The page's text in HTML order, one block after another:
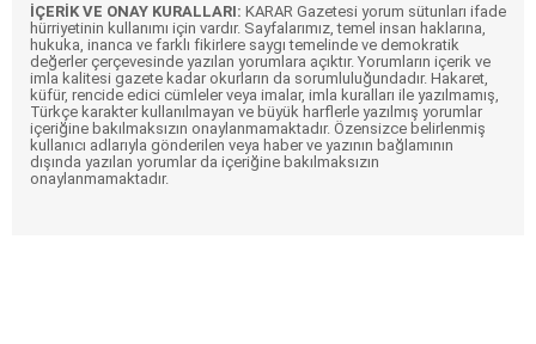
İÇERİK VE ONAY KURALLARI: KARAR Gazetesi yorum sütunları ifade
hürriyetinin kullanımı için vardır. Sayfalarımız, temel insan haklarına,
hukuka, inanca ve farklı fikirlere saygı temelinde ve demokratik
değerler çerçevesinde yazılan yorumlara açıktır. Yorumların içerik ve
imla kalitesi gazete kadar okurların da sorumluluğundadır. Hakaret,
küfür, rencide edici cümleler veya imalar, imla kuralları ile yazılmamış,
Türkçe karakter kullanılmayan ve büyük harflerle yazılmış yorumlar
içeriğine bakılmaksızın onaylanmamaktadır. Özensizce belirlenmiş
kullanıcı adlarıyla gönderilen veya haber ve yazının bağlamının
dışında yazılan yorumlar da içeriğine bakılmaksızın
onaylanmamaktadır.